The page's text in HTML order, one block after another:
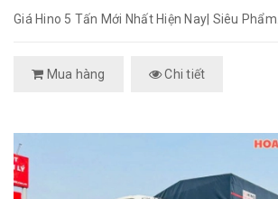
Giá Hino 5 Tấn Mới Nhất Hiện Nay| Siêu Phẩm...
Mua hàng Chi tiết